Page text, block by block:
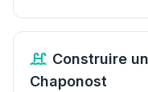
Construire
Chaponost